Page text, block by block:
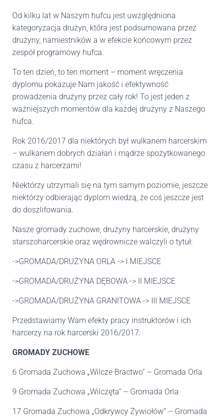
Od kilku lat w Naszym hufcu jest uwzględniona
kategoryzacja drużyn, która jest podsumowana przez
drużyny, namiestników a w efekcie końcowym przez
zespół programowy hufca.
To ten dzień, to ten moment – moment wręczenia
dyplomu pokazuje Nam jakość i efektywność
prowadzenia drużyny przez cały rok! To jest jeden z
ważniejszych momentów dla każdej drużyny z Naszego
hufca.
Rok 2016/2017 dla niektórych był wulkanem harcerskim
– wulkanem dobrych działań i mądrze spożytkowanego
czasu z harcerzami!
Niektórzy utrzymali się na tym samym poziomie, jeszcze
niektórzy odbierając dyplom wiedzą, że coś jeszcze jest
do doszlifowania.
Nasze gromady zuchowe, drużyny harcerskie, drużyny
starszoharcerskie oraz wędrownicze walczyli o tytuł:
->GROMADA/DRUŻYNA ORLA -> I MIEJSCE
->GROMADA/DRUŻYNA DĘBOWA -> II MIEJSCE
->GROMADA/DRUŻYNA GRANITOWA -> III MIEJSCE
Przedstawiamy Wam efekty pracy instruktorów i ich
harcerzy na rok harcerski 2016/2017:
GROMADY ZUCHOWE
6 Gromada Zuchowa „Wilcze Bractwo” – Gromada Orla
9 Gromada Zuchowa „Wilczęta” – Gromada Orla
17 Gromada Zuchowa „Odkrywcy Żywiołów” – Gromada